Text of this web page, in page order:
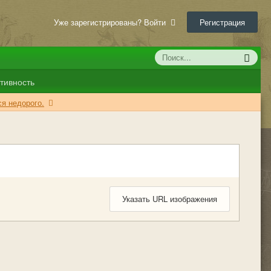
Уже зарегистрированы? Войти Регистрация
недорого.
Указать URL изображения